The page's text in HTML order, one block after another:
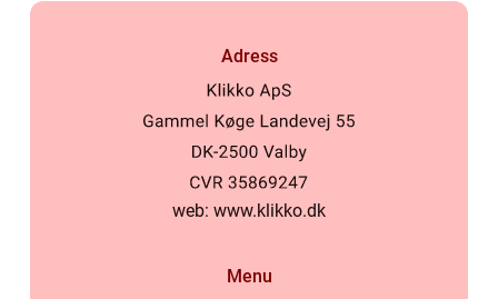
Adress
web: www.klikko.dk
Menu